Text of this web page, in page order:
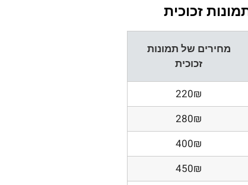
זכוכית
מחירים של תמונות
זכוכית
220₪
280₪
400₪
450₪